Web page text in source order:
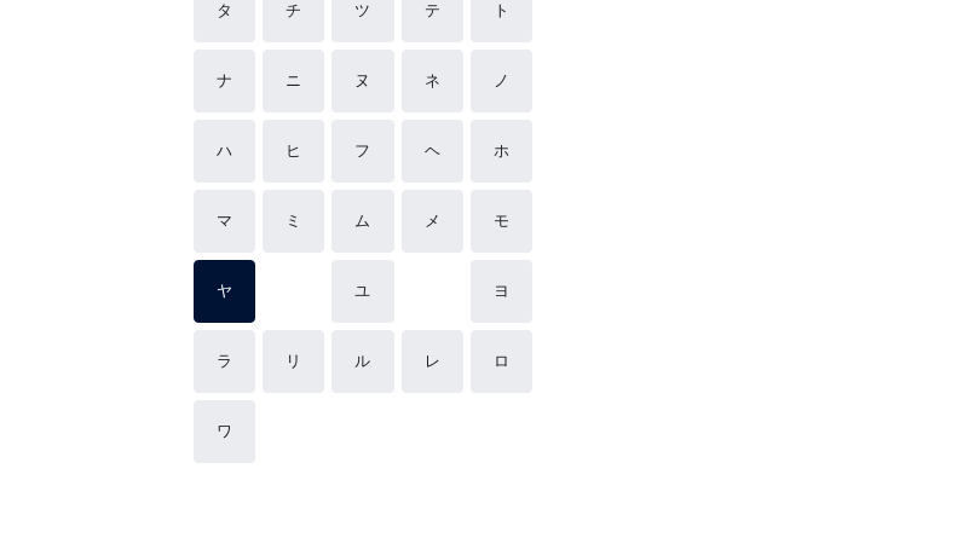
タ チ ツ テ ト
ナ ニ ヌ ネ ノ
ハ ヒ フ ヘ ホ
マ ミ ム メ モ
ヤ ユ ヨ
ラ リ ル レ ロ
ワ